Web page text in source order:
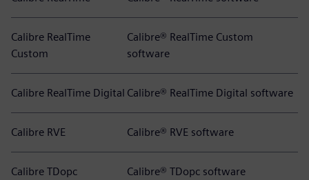
Calibre RealTime
Custom
Calibre® RealTime Custom
software
Calibre RealTime Digital Calibre® RealTime Digital software
Calibre RVE Calibre® RVE software
Calibre TDopc Calibre® TDopc software